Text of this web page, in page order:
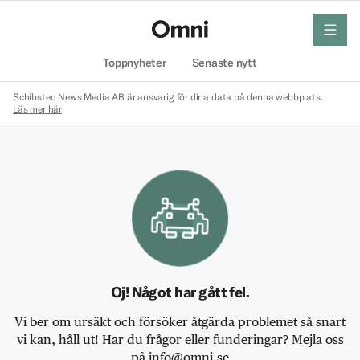
Toppnyheter Senaste nytt
meny
Schibsted News Media AB är ansvarig för dina data på denna webbplats.
Läs mer här
Oj! Något har gått fel.
Vi ber om ursäkt och försöker åtgärda problemet så snart
vi kan, håll ut! Har du frågor eller funderingar? Mejla oss